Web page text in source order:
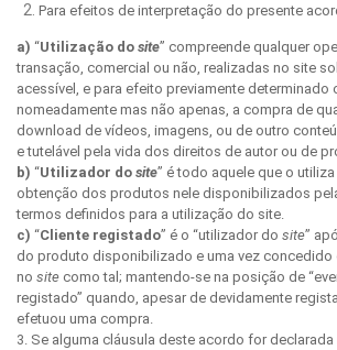
Para efeitos de interpretação do presente
a) “Utilização do site” compreende qualquer
transação, comercial ou não, realizadas no site
acessível, e para efeito previamente determinado
nomeadamente mas não apenas, a compra de
download de vídeos, imagens, ou de outro
e tutelável pela vida dos direitos de autor ou de
b) “Utilizador do site” é todo aquele que o
obtenção dos produtos nele disponibilizados
termos definidos para a utilização do site.
c) “Cliente registado” é o “utilizador do site”
do produto disponibilizado e uma vez concedido
no site como tal; mantendo-se na posição de
registado” quando, apesar de devidamente
efetuou uma compra.
3. Se alguma cláusula deste acordo for declarada